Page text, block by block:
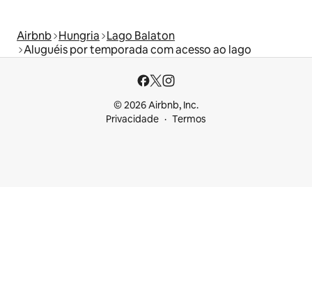
Airbnb Hungria Lago Balaton
Aluguéis por temporada com acesso ao lago
© 2026 Airbnb, Inc.
Privacidade
Termos